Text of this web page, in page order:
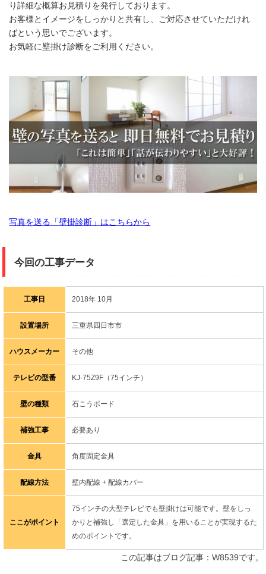
り詳細な概算お見積りを発行しております。
お客様とイメージをしっかりと共有し、ご対応させていただけれ
ばという思いでございます。
お気軽に壁掛け診断をご利用ください。
写真を送る「壁掛診断」はこちらから
今回の工事データ
工事日 2018年 10月
設置場所 三重県四日市市
ハウスメーカー その他
テレビの型番 KJ-75Z9F（75インチ）
壁の種類 石こうボード
補強工事 必要あり
金具 角度固定金具
配線方法 壁内配線 + 配線カバー
ここがポイント
75インチの大型テレビでも壁掛けは可能です。壁をしっ
かりと補強し「選定した金具」を用いることが実現するた
めのポイントです。
この記事はブログ記事：W8539です。